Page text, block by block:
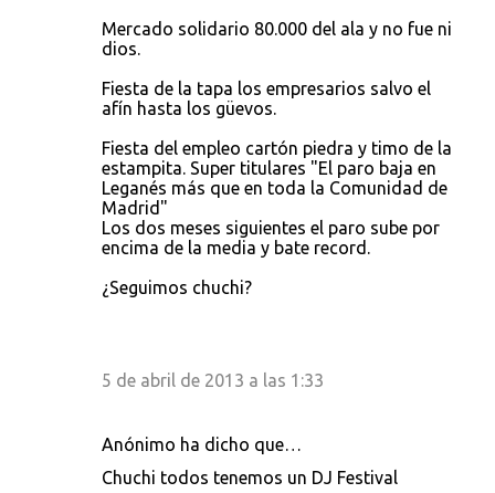
Mercado solidario 80.000 del ala y no fue ni
dios.
Fiesta de la tapa los empresarios salvo el
afín hasta los güevos.
Fiesta del empleo cartón piedra y timo de la
estampita. Super titulares "El paro baja en
Leganés más que en toda la Comunidad de
Madrid"
Los dos meses siguientes el paro sube por
encima de la media y bate record.
¿Seguimos chuchi?
5 de abril de 2013 a las 1:33
Anónimo ha dicho que…
Chuchi todos tenemos un DJ Festival